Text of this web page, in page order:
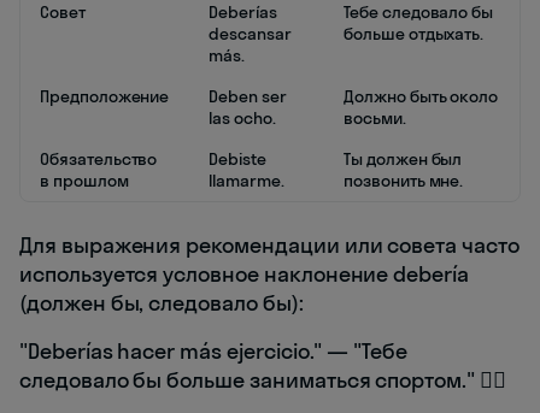
Совет
Deberías
descansar
más.
Тебе следовало бы
больше отдыхать.
Предположение
Deben ser
las ocho.
Должно быть около
восьми.
Обязательство
в прошлом
Debiste
llamarme.
Ты должен был
позвонить мне.
Для выражения рекомендации или совета часто
используется условное наклонение debería
(должен бы, следовало бы):
"Deberías hacer más ejercicio." — "Тебе
следовало бы больше заниматься спортом." 🏃‍♂️